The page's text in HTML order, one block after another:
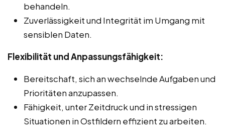
behandeln.
Zuverlässigkeit und Integrität im Umgang mit
sensiblen Daten.
Flexibilität und Anpassungsfähigkeit:
Bereitschaft, sich an wechselnde Aufgaben und
Prioritäten anzupassen.
Fähigkeit, unter Zeitdruck und in stressigen
Situationen in Ostfildern effizient zu arbeiten.